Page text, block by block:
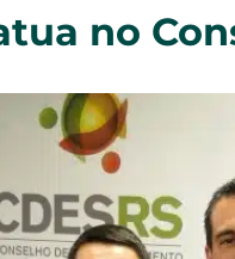
no